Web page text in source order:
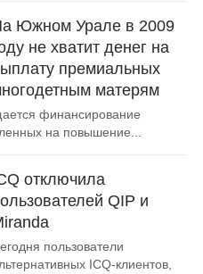
Южном Урале в 2009
не хватит денег на
премиальных
матерям
финансирование
на повышение...
отключила
QIP и
пользователи
ICQ-клиентов,